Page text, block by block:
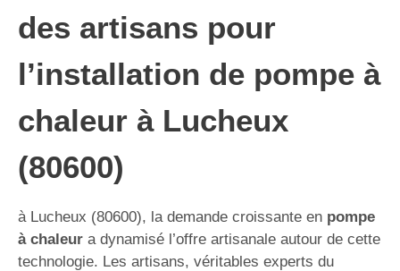
des artisans pour
l’installation de pompe à
chaleur à Lucheux
(80600)
à Lucheux (80600), la demande croissante en pompe
à chaleur a dynamisé l’offre artisanale autour de cette
technologie. Les artisans, véritables experts du